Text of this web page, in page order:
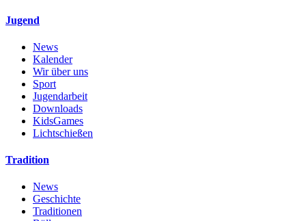
Jugend
News
Kalender
Wir über uns
Sport
Jugendarbeit
Downloads
KidsGames
Lichtschießen
Tradition
News
Geschichte
Traditionen